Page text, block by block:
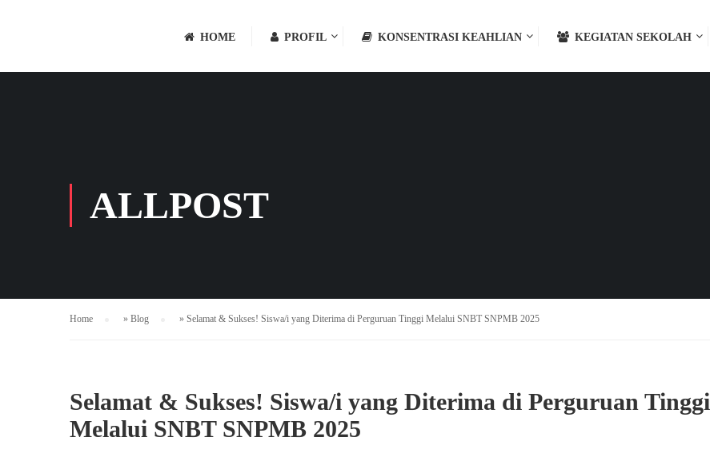
HOME PROFIL KONSENTRASI KEAHLIAN KEGIATAN SEKOLAH
ALLPOST
Home » Blog » Selamat & Sukses! Siswa/i yang Diterima di Perguruan Tinggi Melalui SNBT SNPMB 2025
Selamat & Sukses! Siswa/i yang Diterima di Perguruan Tinggi
Melalui SNBT SNPMB 2025